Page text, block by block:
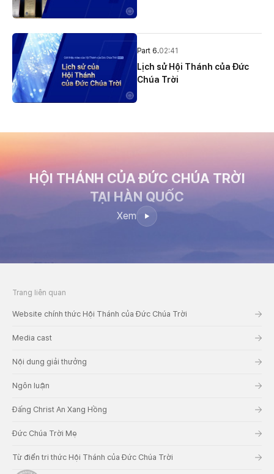
Part 6.02:41
Lịch sử Hội Thánh của Đức
Chúa Trời
HỘI THÁNH CỦA ĐỨC CHÚA TRỜI
TẠI HÀN QUỐC
Xem
Trang liên quan
Website chính thức Hội Thánh của Đức Chúa Trời
Media cast
Nội dung giải thưởng
Ngôn luận
Đấng Christ An Xang Hồng
Đức Chúa Trời Mẹ
Từ điển tri thức Hội Thánh của Đức Chúa Trời